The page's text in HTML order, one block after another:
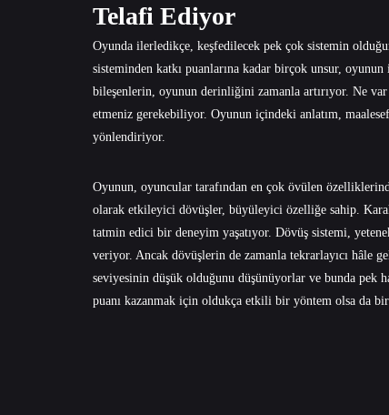
Telafi Ediyor
Oyunda ilerledikçe, keşfedilecek pek çok sistemin
sisteminden katkı puanlarına kadar birçok unsur,
bileşenlerin, oyunun derinliğini zamanla artırıyor. Ne var
etmeniz gerekebiliyor. Oyunun içindeki anlatım,
yönlendiriyor.
Oyunun, oyuncular tarafından en çok övülen
olarak etkileyici dövüşler, büyüleyici özelliğe sahip.
tatmin edici bir deneyim yaşatıyor. Dövüş sistemi,
veriyor. Ancak dövüşlerin de zamanla tekrarlayıcı
seviyesinin düşük olduğunu düşünüyorlar ve bunda pek
puanı kazanmak için oldukça etkili bir yöntem olsa da bir